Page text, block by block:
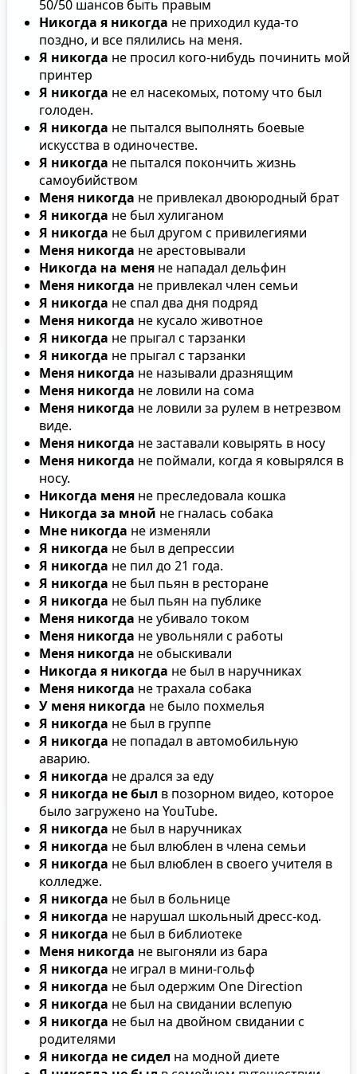
50/50 шансов быть правым
Никогда я никогда не приходил куда-то
поздно, и все пялились на меня.
Я никогда не просил кого-нибудь починить мой
принтер
Я никогда не ел насекомых, потому что был
голоден.
Я никогда не пытался выполнять боевые
искусства в одиночестве.
Я никогда не пытался покончить жизнь
самоубийством
Меня никогда не привлекал двоюродный брат
Я никогда не был хулиганом
Я никогда не был другом с привилегиями
Меня никогда не арестовывали
Никогда на меня не нападал дельфин
Меня никогда не привлекал член семьи
Я никогда не спал два дня подряд
Меня никогда не кусало животное
Я никогда не прыгал с тарзанки
Я никогда не прыгал с тарзанки
Меня никогда не называли дразнящим
Меня никогда не ловили на сома
Меня никогда не ловили за рулем в нетрезвом
виде.
Меня никогда не заставали ковырять в носу
Меня никогда не поймали, когда я ковырялся в
носу.
Никогда меня не преследовала кошка
Никогда за мной не гналась собака
Мне никогда не изменяли
Я никогда не был в депрессии
Я никогда не пил до 21 года.
Я никогда не был пьян в ресторане
Я никогда не был пьян на публике
Меня никогда не убивало током
Меня никогда не увольняли с работы
Меня никогда не обыскивали
Никогда я никогда не был в наручниках
Меня никогда не трахала собака
У меня никогда не было похмелья
Я никогда не был в группе
Я никогда не попадал в автомобильную
аварию.
Я никогда не дрался за еду
Я никогда не был в позорном видео, которое
было загружено на YouTube.
Я никогда не был в наручниках
Я никогда не был влюблен в члена семьи
Я никогда не был влюблен в своего учителя в
колледже.
Я никогда не был в больнице
Я никогда не нарушал школьный дресс-код.
Я никогда не был в библиотеке
Меня никогда не выгоняли из бара
Я никогда не играл в мини-гольф
Я никогда не был одержим One Direction
Я никогда не был на свидании вслепую
Я никогда не был на двойном свидании с
родителями
Я никогда не сидел на модной диете